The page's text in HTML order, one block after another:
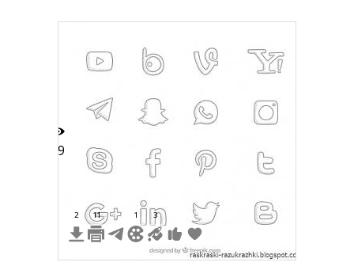
29
2 11 1 3